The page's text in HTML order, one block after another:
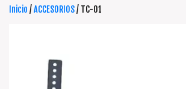
Inicio /ACCESORIOS/ TC-01